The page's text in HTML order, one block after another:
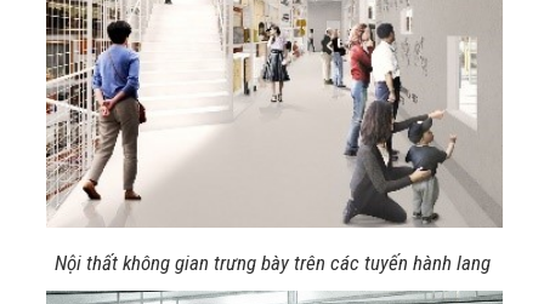
Nội thất không gian trưng bày trên các tuyến hành lang